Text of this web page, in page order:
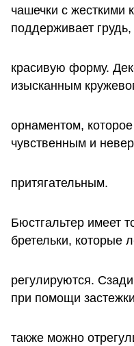
чашечки с жесткими
поддерживает
красивую форму.
изысканным
орнаментом,
чувственным и
притягательным.
Бюстгальтер имеет
бретельки, которые
регулируются.
при помощи
также можно